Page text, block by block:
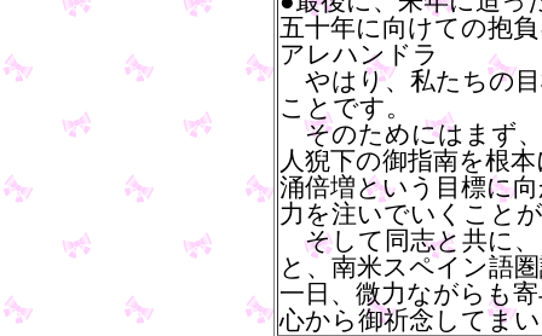
五十年に向けての抱
アレハンドラ
やはり、私たちの
ことです。
そのためにはまず
人猊下の御指南を根
涌倍増という目標に
力を注いでいくこと
そして同志と共に
と、南米スペイン語
一日、微力ながらも
心から御祈念してま